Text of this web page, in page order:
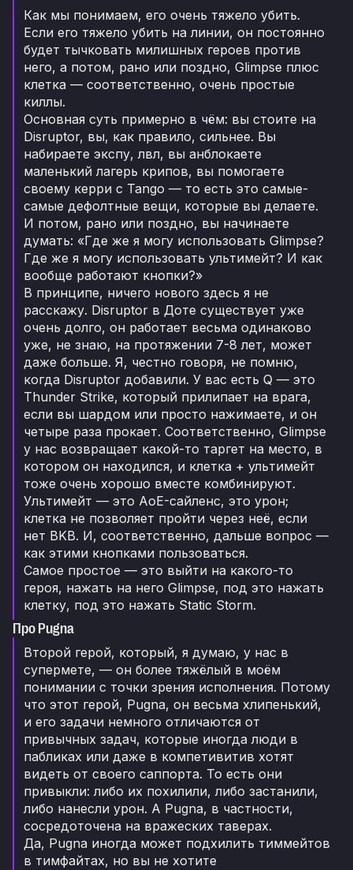
Как мы понимаем, его очень тяжело убить.
Если его тяжело убить на линии, он постоянно
будет тычковать милишных героев против
него, а потом, рано или поздно, Glimpse плюс
клетка — соответственно, очень простые
киллы.
Основная суть примерно в чём: вы стоите на
Disruptor, вы, как правило, сильнее. Вы
набираете экспу, лвл, вы анблокаете
маленький лагерь крипов, вы помогаете
своему керри с Tango — то есть это самые-
самые дефолтные вещи, которые вы делаете.
И потом, рано или поздно, вы начинаете
думать: «Где же я могу использовать Glimpse?
Где же я могу использовать ультимейт? И как
вообще работают кнопки?»
В принципе, ничего нового здесь я не
расскажу. Disruptor в Доте существует уже
очень долго, он работает весьма одинаково
уже, не знаю, на протяжении 7-8 лет, может
даже больше. Я, честно говоря, не помню,
когда Disruptor добавили. У вас есть Q — это
Thunder Strike, который прилипает на врага,
если вы шардом или просто нажимаете, и он
четыре раза прокает. Соответственно, Glimpse
у нас возвращает какой-то таргет на место, в
котором он находился, и клетка + ультимейт
тоже очень хорошо вместе комбинируют.
Ультимейт — это AoE-сайленс, это урон;
клетка не позволяет пройти через неё, если
нет BKB. И, соответственно, дальше вопрос —
как этими кнопками пользоваться.
Самое простое — это выйти на какого-то
героя, нажать на него Glimpse, под это нажать
клетку, под это нажать Static Storm.
Про Pugna
Второй герой, который, я думаю, у нас в
супермете, — он более тяжёлый в моём
понимании с точки зрения исполнения. Потому
что этот герой, Pugna, он весьма хлипенький,
и его задачи немного отличаются от
привычных задач, которые иногда люди в
пабликах или даже в компетивитив хотят
видеть от своего саппорта. То есть они
привыкли: либо их похилили, либо застанили,
либо нанесли урон. А Pugna, в частности,
сосредоточена на вражеских таверах.
Да, Pugna иногда может подхилить тиммейтов
в тимфайтах, но вы не хотите